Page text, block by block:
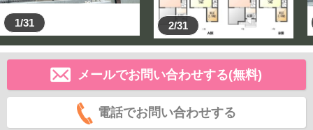
1/31 2/31
メールでお問い合わせする(無料)
電話でお問い合わせする